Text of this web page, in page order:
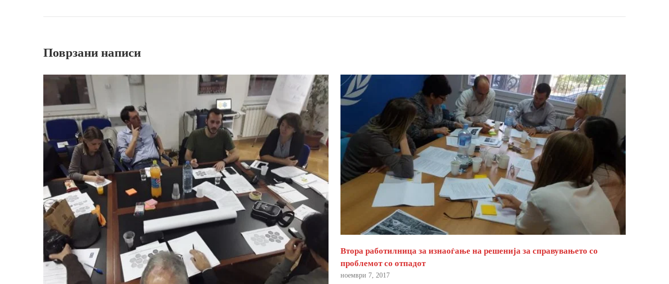
Поврзани написи
Втора работилница за изнаоѓање на решенија за справувањето со
проблемот со отпадот
ноември 7, 2017